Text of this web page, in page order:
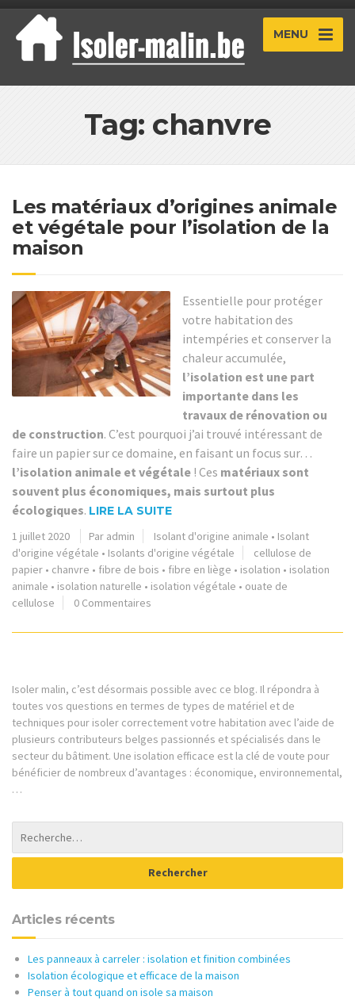
MENU
Tag: chanvre
Les matériaux d’origines animale
et végétale pour l’isolation de la
maison
Essentielle pour protéger
votre habitation des
intempéries et conserver la
chaleur accumulée,
l’isolation est une part
importante dans les
travaux de rénovation ou
de construction. C’est pourquoi j’ai trouvé intéressant de
faire un papier sur ce domaine, en faisant un focus sur…
l’isolation animale et végétale ! Ces matériaux sont
souvent plus économiques, mais surtout plus
écologiques. LIRE LA SUITE
1 juillet 2020
Par admin Isolant d'origine animale • Isolant
d'origine végétale • Isolants d'origine végétale
cellulose de
papier • chanvre • fibre de bois • fibre en liège • isolation • isolation
animale • isolation naturelle • isolation végétale • ouate de
cellulose
0 Commentaires
Isoler malin, c’est désormais possible avec ce blog. Il répondra à
toutes vos questions en termes de types de matériel et de
techniques pour isoler correctement votre habitation avec l’aide de
plusieurs contributeurs belges passionnés et spécialisés dans le
secteur du bâtiment. Une isolation efficace est la clé de voute pour
bénéficier de nombreux d’avantages : économique, environnemental,
…
Articles récents
Les panneaux à carreler : isolation et finition combinées
Isolation écologique et efficace de la maison
Penser à tout quand on isole sa maison